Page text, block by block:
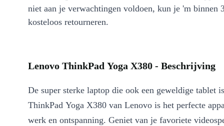
niet aan je verwachtingen voldoen, kun je 'm binnen
kosteloos retourneren.
Lenovo ThinkPad Yoga X380 - Beschrijving
De super sterke laptop die ook een geweldige tablet
ThinkPad Yoga X380 van Lenovo is het perfecte
werk en ontspanning. Geniet van je favoriete